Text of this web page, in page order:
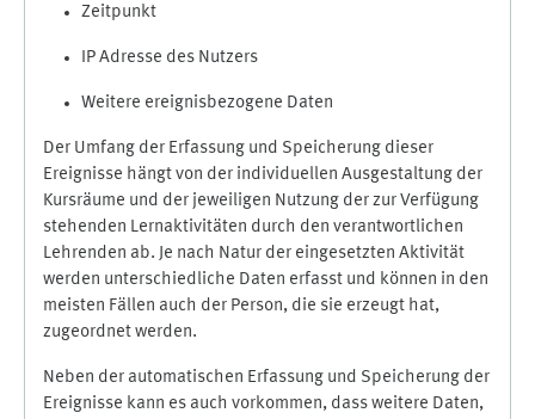
Zeitpunkt
IP Adresse des Nutzers
Weitere ereignisbezogene Daten
Der Umfang der Erfassung und Speicherung dieser
Ereignisse hängt von der individuellen Ausgestaltung der
Kursräume und der jeweiligen Nutzung der zur Verfügung
stehenden Lernaktivitäten durch den verantwortlichen
Lehrenden ab. Je nach Natur der eingesetzten Aktivität
werden unterschiedliche Daten erfasst und können in den
meisten Fällen auch der Person, die sie erzeugt hat,
zugeordnet werden.
Neben der automatischen Erfassung und Speicherung der
Ereignisse kann es auch vorkommen, dass weitere Daten,